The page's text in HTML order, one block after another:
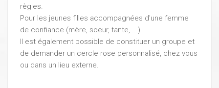
règles.
Pour les jeunes filles accompagnées d'une femme
de confiance (mère, soeur, tante, ...).
Il est également possible de constituer un groupe et
de demander un cercle rose personnalisé, chez vous
ou dans un lieu externe.